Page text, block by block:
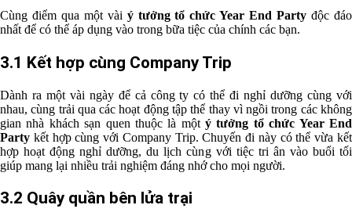
Cùng điểm qua một vài ý tưởng tổ chức Year End Party độc đáo
nhất để có thể áp dụng vào trong bữa tiệc của chính các bạn.
3.1 Kết hợp cùng Company Trip
Dành ra một vài ngày để cả công ty có thể đi nghỉ dưỡng cùng với
nhau, cùng trải qua các hoạt động tập thể thay vì ngồi trong các không
gian nhà khách sạn quen thuộc là mộtý tưởng tổ chức Year End
Party kết hợp cùng với Company Trip. Chuyến đi này có thể vừa kết
hợp hoạt động nghỉ dưỡng, du lịch cùng với tiệc tri ân vào buổi tối
giúp mang lại nhiều trải nghiệm đáng nhớ cho mọi người.
3.2 Quây quần bên lửa trại